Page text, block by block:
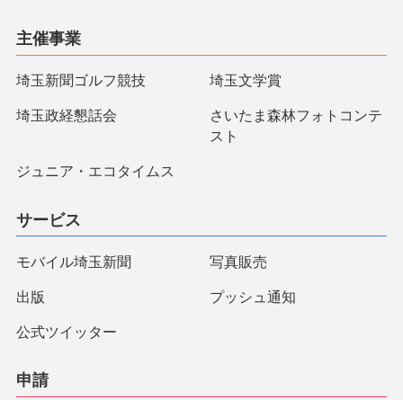
主催事業
埼玉新聞ゴルフ競技 埼玉文学賞
埼玉政経懇話会
さいたま森林フォトコンテ
スト
ジュニア・エコタイムス
サービス
モバイル埼玉新聞 写真販売
出版 プッシュ通知
公式ツイッター
申請